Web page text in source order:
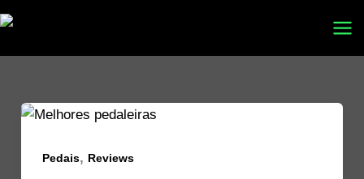
Ir
o
Pedais, Reviews